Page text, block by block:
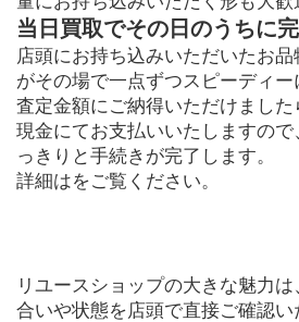
当日買取でその日のうちに
店頭にお持ち込みいただいたお
がその場で一点ずつスピーディー
査定金額にご納得いただけまし
現金にてお支払いいたしますの
っきりと手続きが完了します。
詳細はをご覧ください。
リユースショップの大きな魅力
合いや状態を店頭で直接ご確認い